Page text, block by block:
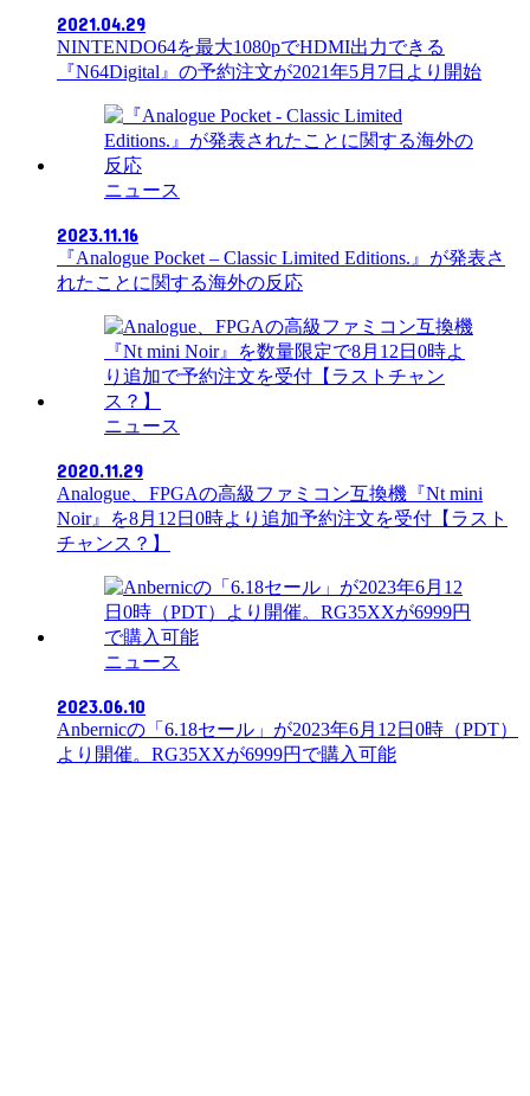
2021.04.29
NINTENDO64を最大1080pでHDMI出力できる
『N64Digital』の予約注文が2021年5月7日より開始
ニュース
2023.11.16
『Analogue Pocket – Classic Limited Editions.』が発表さ
れたことに関する海外の反応
ニュース
2020.11.29
Analogue、FPGAの高級ファミコン互換機『Nt mini
Noir』を8月12日0時より追加予約注文を受付【ラスト
チャンス？】
ニュース
2023.06.10
Anbernicの「6.18セール」が2023年6月12日0時（PDT）
より開催。RG35XXが6999円で購入可能